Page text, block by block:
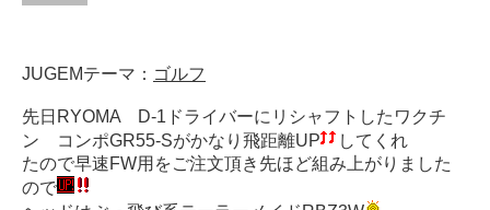
JUGEMテーマ： ゴルフ
先日RYOMA D-1ドライバーにリシャフトしたワクチ
ン コンポGR55-Sがかなり飛距離UP
してくれ
たので早速FW用をご注文頂き先ほど組み上がりました
ので